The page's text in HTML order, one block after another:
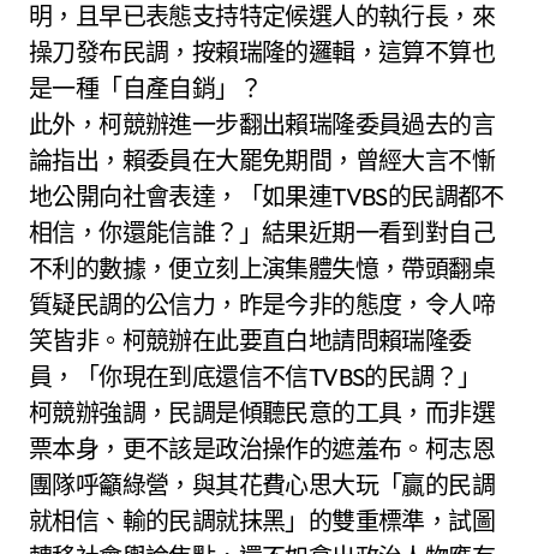
明，且早已表態支持特定候選人的執行長，來
操刀發布民調，按賴瑞隆的邏輯，這算不算也
是一種「自產自銷」？
此外，柯競辦進一步翻出賴瑞隆委員過去的言
論指出，賴委員在大罷免期間，曾經大言不慚
地公開向社會表達，「如果連TVBS的民調都不
相信，你還能信誰？」結果近期一看到對自己
不利的數據，便立刻上演集體失憶，帶頭翻桌
質疑民調的公信力，昨是今非的態度，令人啼
笑皆非。柯競辦在此要直白地請問賴瑞隆委
員，「你現在到底還信不信TVBS的民調？」
柯競辦強調，民調是傾聽民意的工具，而非選
票本身，更不該是政治操作的遮羞布。柯志恩
團隊呼籲綠營，與其花費心思大玩「贏的民調
就相信、輸的民調就抹黑」的雙重標準，試圖